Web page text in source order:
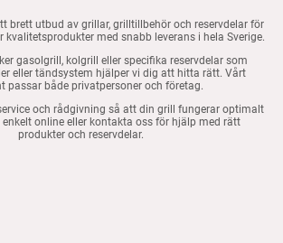
brett utbud av grillar, grilltillbehör och reservdelar för
kvalitetsprodukter med snabb leverans i hela Sverige.
gasolgrill, kolgrill eller specifika reservdelar som
eller tändsystem hjälper vi dig att hitta rätt. Vårt
passar både privatpersoner och företag.
och rådgivning så att din grill fungerar optimalt
enkelt online eller kontakta oss för hjälp med rätt
produkter och reservdelar.